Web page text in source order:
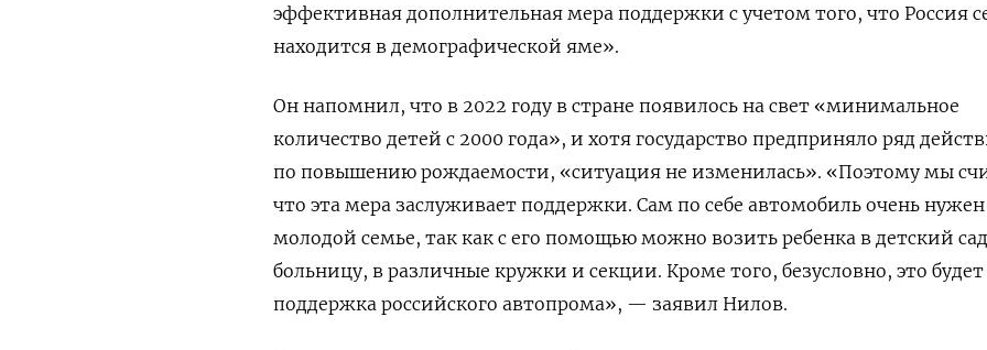
эффективная дополнительная мера поддержки с учетом того, что Россия
находится в демографической яме».
Он напомнил, что в 2022 году в стране появилось на свет «минимальное
количество детей с 2000 года», и хотя государство предприняло ряд
по повышению рождаемости, «ситуация не изменилась». «Поэтому мы
что эта мера заслуживает поддержки. Сам по себе автомобиль очень нужен
молодой семье, так как с его помощью можно возить ребенка в детский
больницу, в различные кружки и секции. Кроме того, безусловно, это будет
поддержка российского автопрома», — заявил Нилов.